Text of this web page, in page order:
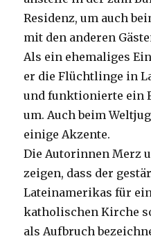
Residenz, um auch
mit den anderen
Als ein ehemaliges
er die Flüchtlinge in
und funktionierte ein
um. Auch beim
einige Akzente.
Die Autorinnen Merz
zeigen, dass der
Lateinamerikas für
katholischen Kirche
als Aufbruch